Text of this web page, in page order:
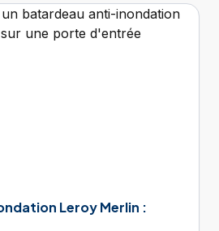
Leroy Merlin :